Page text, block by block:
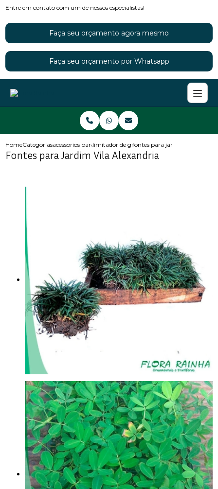
Entre em contato com um de nossos especialistas!
Faça seu orçamento agora mesmo
Faça seu orçamento por Whatsapp
HomeCategoriasacessorios para jardinslimitador de grama para jardim
fontes para jardim vila
Fontes para Jardim Vila Alexandria